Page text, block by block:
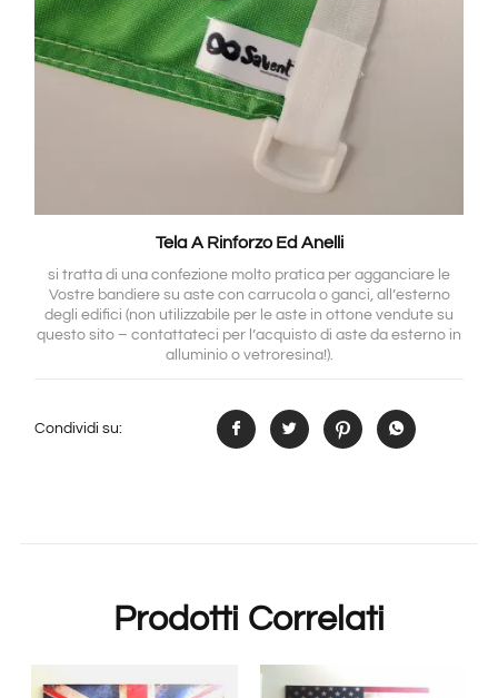
Tela A Rinforzo Ed Anelli
si tratta di una confezione molto pratica per agganciare le
Vostre bandiere su aste con carrucola o ganci, all’esterno
degli edifici (non utilizzabile per le aste in ottone vendute su
questo sito – contattateci per l’acquisto di aste da esterno in
alluminio o vetroresina!).
Condividi su:
Prodotti Correlati